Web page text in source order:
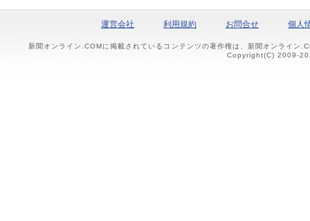
運営会社 利用規約 お問合せ 個人
新聞オンライン.COMに掲載されているコンテンツの著作権は、新聞オンライン
Copyright(C) 2009-